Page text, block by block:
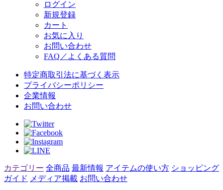
ログイン
新規登録
カート
お気に入り
お問い合わせ
FAQ／よくある質問
特定商取引法に基づく表示
プライバシーポリシー
企業情報
お問い合わせ
カテゴリー 全商品 最新情報 アイテムの使い方 ショッピング
ガイド メディア掲載 お問い合わせ